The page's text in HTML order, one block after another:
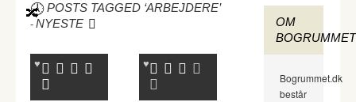
POSTS TAGGED ‘ARBEJDERE’
-NYESTE
OM
BOGRUMMET
Bogrummet.dk
består